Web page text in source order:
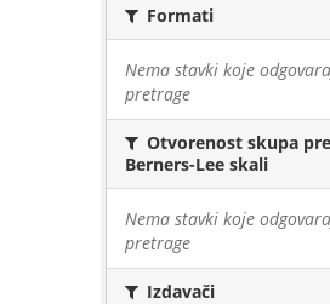
Formati
Nema stavki koje
pretrage
Otvorenost skupa
Berners-Lee skali
Nema stavki koje
pretrage
Izdavači